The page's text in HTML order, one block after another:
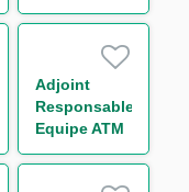
International
Transaction
Banking -
Large
French
Clients H/F
Adjoint
Responsable
Equipe ATM
Promotion